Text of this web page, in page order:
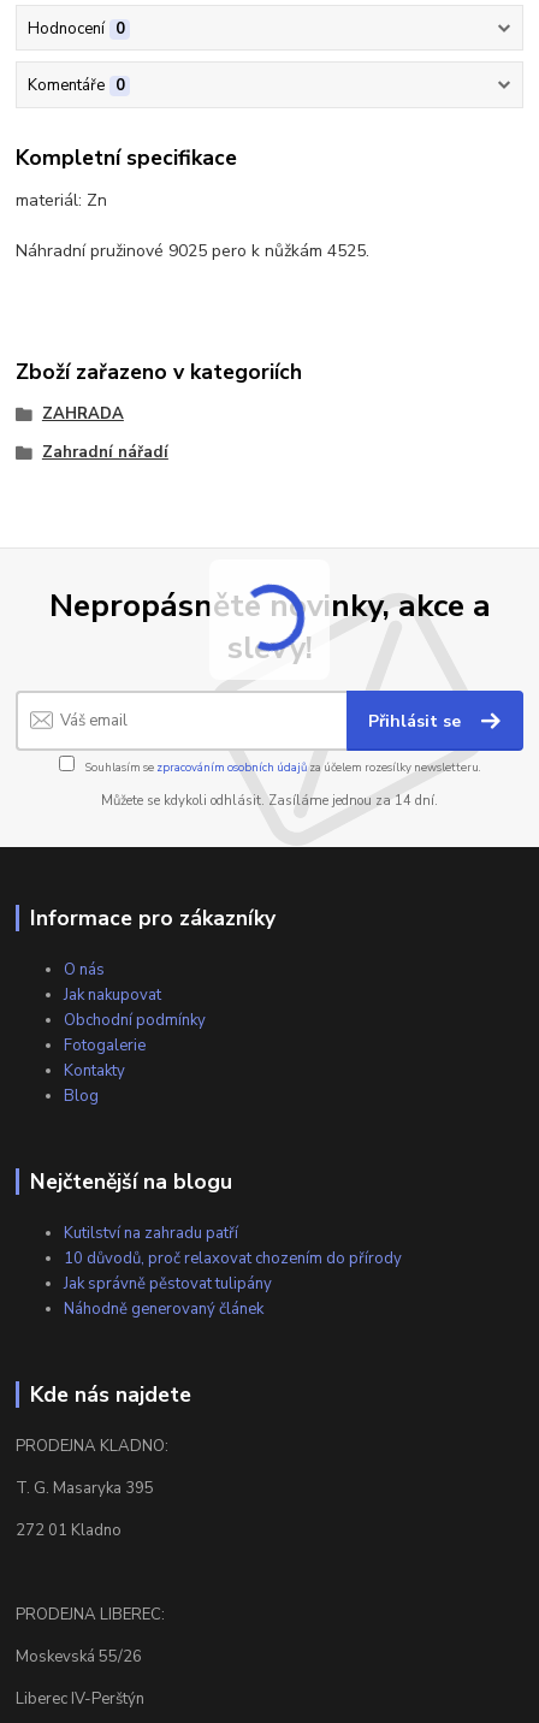
Hodnocení 0
Komentáře 0
Kompletní specifikace
materiál: Zn
Náhradní pružinové 9025 pero k nůžkám 4525.
Zboží zařazeno v kategoriích
ZAHRADA
Zahradní nářadí
Nepropásněte novinky, akce a
slevy!
Přihlásit se
Souhlasím se zpracováním osobních údajůza účelem rozesílky newsletteru.
Můžete se kdykoli odhlásit. Zasíláme jednou za 14 dní.
Informace pro zákazníky
O nás
Jak nakupovat
Obchodní podmínky
Fotogalerie
Kontakty
Blog
Nejčtenější na blogu
Kutilství na zahradu patří
10 důvodů, proč relaxovat chozením do přírody
Jak správně pěstovat tulipány
Náhodně generovaný článek
Kde nás najdete
PRODEJNA KLADNO:
T. G. Masaryka 395
272 01 Kladno
PRODEJNA LIBEREC:
Moskevská 55/26
Liberec IV-Perštýn